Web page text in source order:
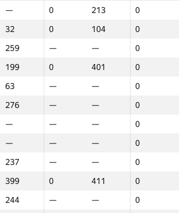
— 0 213 0
32 0 104 0
259 — — 0
199 0 401 0
63 — — 0
276 — — 0
— — — 0
— — — 0
237 — — 0
399 0 411 0
244 — — 0